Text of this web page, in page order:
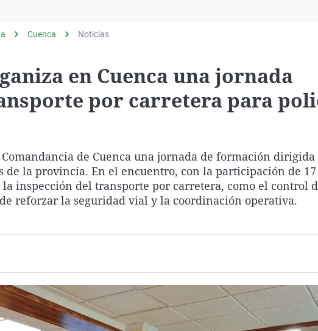
País Vasco
Cuenca Noticias
en Cuenca una jornada
por carretera para
de Cuenca una jornada de formación dirigida
la provincia. En el encuentro, con la participación de 17
inspección del transporte por carretera, como el control
reforzar la seguridad vial y la coordinación operativa.